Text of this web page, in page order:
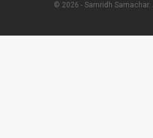
© 2026 - Samridh